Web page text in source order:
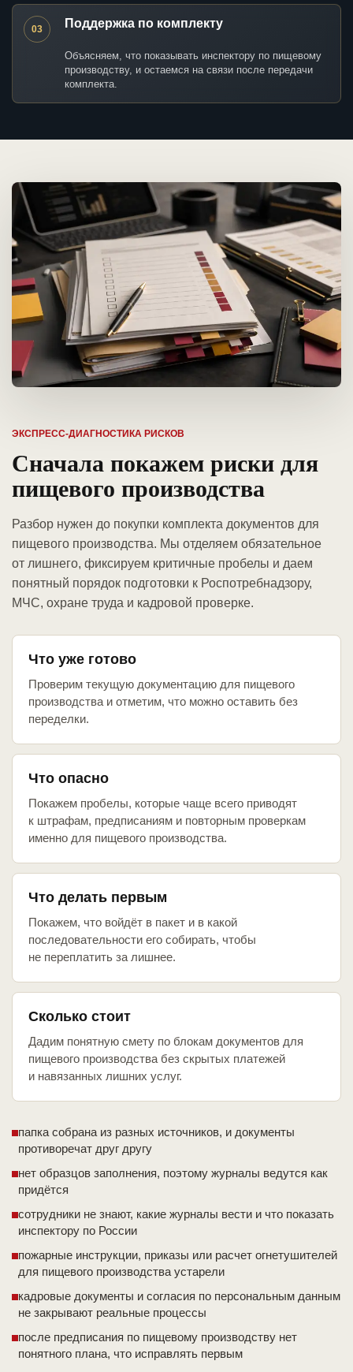
03 Поддержка по комплекту
Объясняем, что показывать инспектору по пищевому
производству, и остаемся на связи после передачи
комплекта.
ЭКСПРЕСС-ДИАГНОСТИКА РИСКОВ
Сначала покажем риски для
пищевого производства
Разбор нужен до покупки комплекта документов для
пищевого производства. Мы отделяем обязательное
от лишнего, фиксируем критичные пробелы и даем
понятный порядок подготовки к Роспотребнадзору,
МЧС, охране труда и кадровой проверке.
Что уже готово
Проверим текущую документацию для пищевого
производства и отметим, что можно оставить без
переделки.
Что опасно
Покажем пробелы, которые чаще всего приводят
к штрафам, предписаниям и повторным проверкам
именно для пищевого производства.
Что делать первым
Покажем, что войдёт в пакет и в какой
последовательности его собирать, чтобы
не переплатить за лишнее.
Сколько стоит
Дадим понятную смету по блокам документов для
пищевого производства без скрытых платежей
и навязанных лишних услуг.
папка собрана из разных источников, и документы
противоречат друг другу
нет образцов заполнения, поэтому журналы ведутся как
придётся
сотрудники не знают, какие журналы вести и что показать
инспектору по России
пожарные инструкции, приказы или расчет огнетушителей
для пищевого производства устарели
кадровые документы и согласия по персональным данным
не закрывают реальные процессы
после предписания по пищевому производству нет
понятного плана, что исправлять первым